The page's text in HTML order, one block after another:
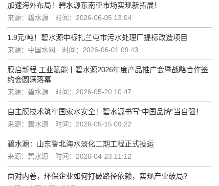
加速海外布局！碧水源东南亚市场实现新拓展！
来源：碧水源 时间：2026-06-05 13:04
1.9元/吨！碧水源中标扎兰屯市污水处理厂提标改造项目
来源：中国水网 时间：2026-06-01 09:43
膜启新程 工业赋能丨碧水源2026年度产品推广会暨战略合作签
约会圆满落幕
来源：碧水源 时间：2026-05-20 10:47
自主膜技术筑牢国家水安全！碧水源书写“中国品牌”当自强！
来源：碧水源 时间：2026-05-15 09:22
碧水源：山东鲁北海水淡化二期工程正式投运
来源：碧水源 时间：2026-04-23 11:12
面对内卷，环保企业如何打破路径依赖，实现产业破局?